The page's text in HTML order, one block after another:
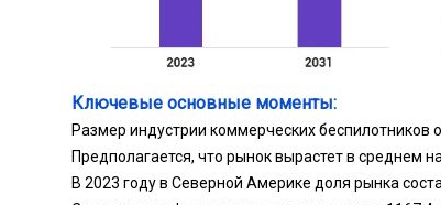
Ключевые основные моменты:
Размер индустрии коммерческих
Предполагается, что рынок вырастет в среднем
В 2023 году в Северной Америке доля рынка